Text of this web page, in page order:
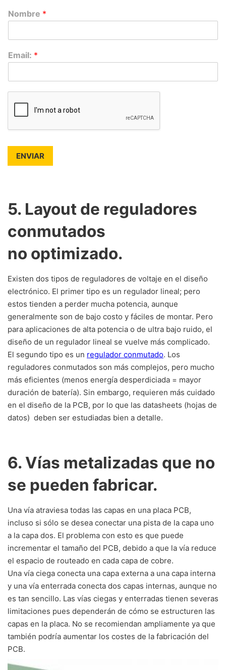
Nombre *
Email: *
ENVIAR
5. Layout de reguladores
conmutados
no optimizado.
Existen dos tipos de reguladores de voltaje en el diseño
electrónico. El primer tipo es un regulador lineal; pero
estos tienden a perder mucha potencia, aunque
generalmente son de bajo costo y fáciles de montar. Pero
para aplicaciones de alta potencia o de ultra bajo ruido, el
diseño de un regulador lineal se vuelve más complicado.
El segundo tipo es un regulador conmutado. Los
reguladores conmutados son más complejos, pero mucho
más eficientes (menos energía desperdiciada = mayor
duración de batería). Sin embargo, requieren más cuidado
en el diseño de la PCB, por lo que las datasheets (hojas de
datos) deben ser estudiadas bien a detalle.
6. Vías metalizadas que no
se pueden fabricar.
Una vía atraviesa todas las capas en una placa PCB,
incluso si sólo se desea conectar una pista de la capa uno
a la capa dos. El problema con esto es que puede
incrementar el tamaño del PCB, debido a que la vía reduce
el espacio de routeado en cada capa de cobre.
Una vía ciega conecta una capa externa a una capa interna
y una vía enterrada conecta dos capas internas, aunque no
es tan sencillo. Las vías ciegas y enterradas tienen severas
limitaciones pues dependerán de cómo se estructuren las
capas en la placa. No se recomiendan ampliamente ya que
también podría aumentar los costes de la fabricación del
PCB.